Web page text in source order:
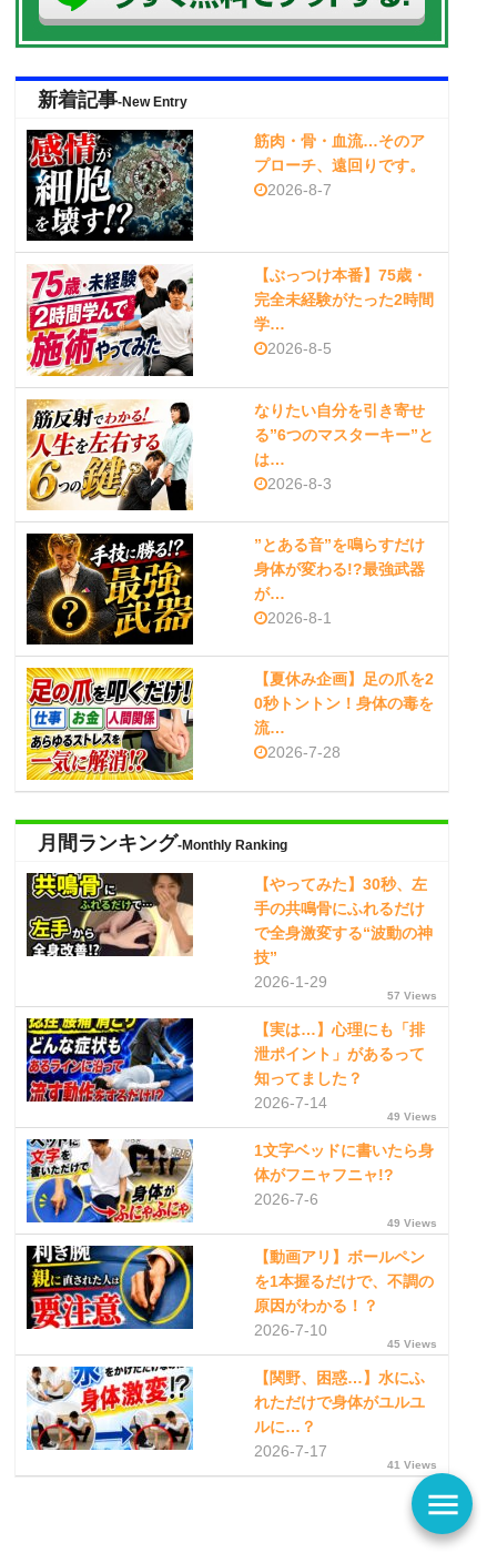
新着記事-New Entry
筋肉・骨・血流…そのア
プローチ、遠回りです。
2026-8-7
【ぶっつけ本番】75歳・
完全未経験がたった2時間
学…
2026-8-5
なりたい自分を引き寄せ
る”6つのマスターキー”と
は…
2026-8-3
”とある音”を鳴らすだけ
身体が変わる!?最強武器
が…
2026-8-1
【夏休み企画】足の爪を2
0秒トントン！身体の毒を
流…
2026-7-28
月間ランキング-Monthly Ranking
【やってみた】30秒、左
手の共鳴骨にふれるだけ
で全身激変する“波動の神
技”
2026-1-29
57 Views
【実は…】心理にも「排
泄ポイント」があるって
知ってました？
2026-7-14
49 Views
1文字ベッドに書いたら身
体がフニャフニャ!?
2026-7-6
49 Views
【動画アリ】ボールペン
を1本握るだけで、不調の
原因がわかる！？
2026-7-10
45 Views
【関野、困惑…】水にふ
れただけで身体がユルユ
ルに…？
2026-7-17
41 Views
menu